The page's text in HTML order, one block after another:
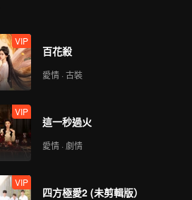
VIP
百花殺
愛情 · 古裝
VIP
這一秒過火
愛情 · 劇情
VIP
四方極愛2 (未剪輯版）